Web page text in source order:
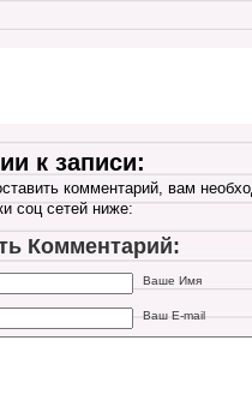
к записи:
комментарий, вам
соц сетей ниже:
Комментарий:
Ваше Имя
Ваш E-mail